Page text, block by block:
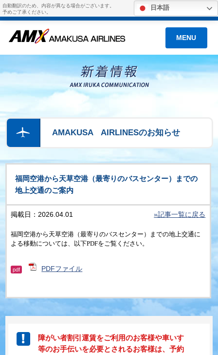
自動翻訳のため、内容が異なる場合がございます。
予めご了承ください。
日本語
MENU
AMAKUSA AIRLINESのお知らせ
福岡空港から天草空港（最寄りのバスセンター）までの
地上交通のご案内
掲載日：2026.04.01 »記事一覧に戻る
福岡空港から天草空港（最寄りのバスセンター）までの地上交通に
よる移動については、以下PDFをご覧ください。
pdf PDFファイル
障がい者割引運賃をご利用のお客様や車いす
等のお手伝いを必要とされるお客様は、予約